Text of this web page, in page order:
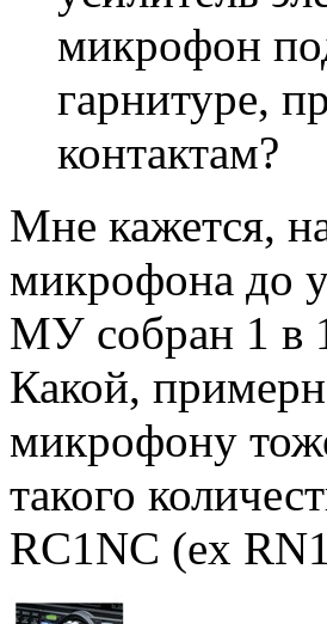
микрофон
гарнитуре,
контактам?
Мне кажется,
микрофона до
МУ собран 1 в
Какой,
микрофону
такого
RC1NC (ex